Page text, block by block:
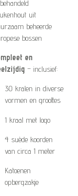
uit
beheerde
bossen
en
– inclusief:
30 kralen in diverse
vormen en groottes
1 kraal met logo
4 suède koorden
van circa 1 meter
Katoenen
opbergzakje